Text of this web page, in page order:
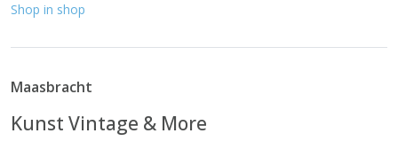
Shop in shop
Maasbracht
Kunst Vintage & More